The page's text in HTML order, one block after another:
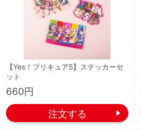
【Yes！プリキュア5】ステッカーセ
ット
660円